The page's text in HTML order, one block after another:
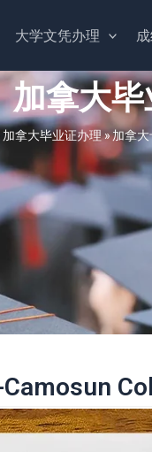
大学文凭办理
加拿大
加拿大毕业证办理»加拿